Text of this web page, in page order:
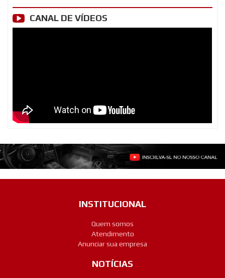
CANAL DE VÍDEOS
INSTITUCIONAL
Quem somos
Atendimento
Anunciar sua empresa
NOTÍCIAS